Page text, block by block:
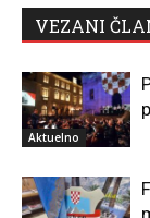
VEZANI
Aktuelno